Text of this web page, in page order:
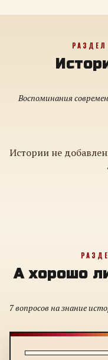
Воспоминания
Истории не
А хорошо
7 вопросов на знание